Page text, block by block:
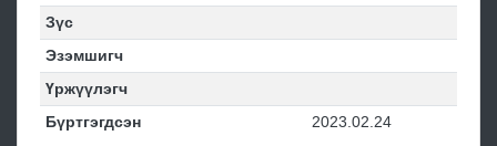
Зүс
Эзэмшигч
Үржүүлэгч
Бүртгэгдсэн
2023.02.24